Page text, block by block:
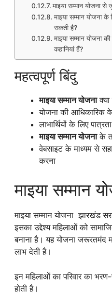
माइया सम्मान योजना
माइया सम्मान योजना के
सकती है?
माइया सम्मान योजना
कहानियां हैं?
महत्वपूर्ण बिंदु
माइया सम्मान योजनाक्या
योजना की आधिकारिक
लाभार्थियों के लिए
माइया सम्मान योजनाके
वेबसाइट के माध्यम से
करना
माइया सम्मान
माइया सम्मान योजना झारखंड
इसका उद्देश्य महिलाओं को
बनाना है। यह योजना जरूरतमंद
लाभ देती है।
इन महिलाओं का परिवार का
होती है।